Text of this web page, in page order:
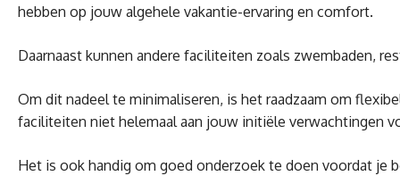
hebben op jouw algehele vakantie-ervaring en comfort.
Daarnaast kunnen andere faciliteiten zoals zwembaden,
Om dit nadeel te minimaliseren, is het raadzaam om
faciliteiten niet helemaal aan jouw initiële verwachtingen
Het is ook handig om goed onderzoek te doen voordat je